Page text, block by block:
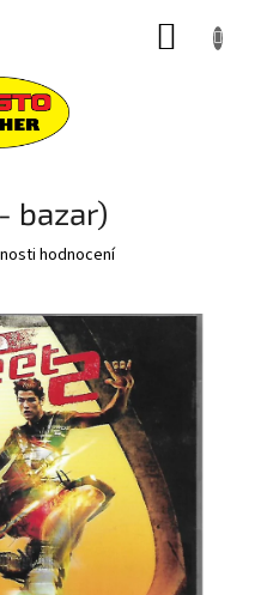
- bazar)
hodnocení